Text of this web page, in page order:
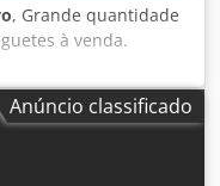
, Grande quantidade
à venda.
- MERAND
- BERTRAND
F60/F57 -
- STAFF Preço
completo para uma
Anúncio classificado